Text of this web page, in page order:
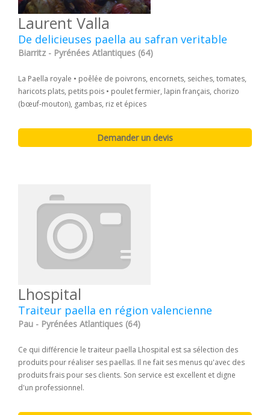
Laurent Valla
De delicieuses paella au safran veritable
Biarritz - Pyrénées Atlantiques (64)
La Paella royale • poêlée de poivrons, encornets, seiches, tomates,
haricots plats, petits pois • poulet fermier, lapin français, chorizo
(bœuf-mouton), gambas, riz et épices
Lhospital
Traiteur paella en région valencienne
Pau - Pyrénées Atlantiques (64)
Ce qui différencie le traiteur paella Lhospital est sa sélection des
produits pour réaliser ses paellas. Il ne fait ses menus qu'avec des
produits frais pour ses clients. Son service est excellent et digne
d'un professionnel.